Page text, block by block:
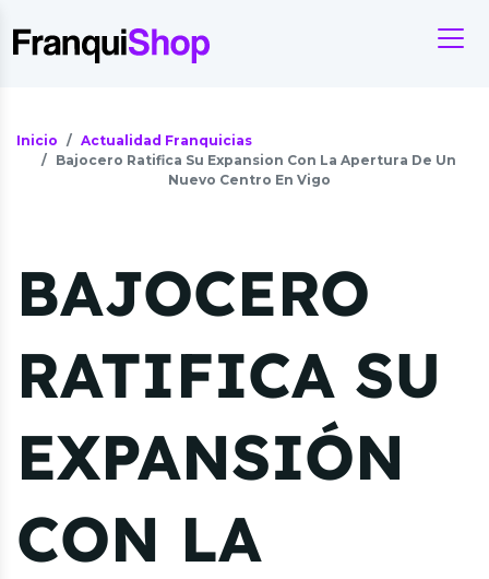
Inicio
Actualidad Franquicias
Bajocero Ratifica Su Expansion Con La Apertura De Un
Nuevo Centro En Vigo
BAJOCERO
RATIFICA SU
EXPANSIÓN
CON LA